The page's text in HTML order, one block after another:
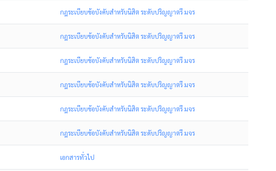
กฎระเบียบข้อบังคับสำหรับนิสิต ระดับปริญญาตรี มจร
กฎระเบียบข้อบังคับสำหรับนิสิต ระดับปริญญาตรี มจร
กฎระเบียบข้อบังคับสำหรับนิสิต ระดับปริญญาตรี มจร
กฎระเบียบข้อบังคับสำหรับนิสิต ระดับปริญญาตรี มจร
กฎระเบียบข้อบังคับสำหรับนิสิต ระดับปริญญาตรี มจร
กฎระเบียบข้อบังคับสำหรับนิสิต ระดับปริญญาตรี มจร
เอกสารทั่วไป